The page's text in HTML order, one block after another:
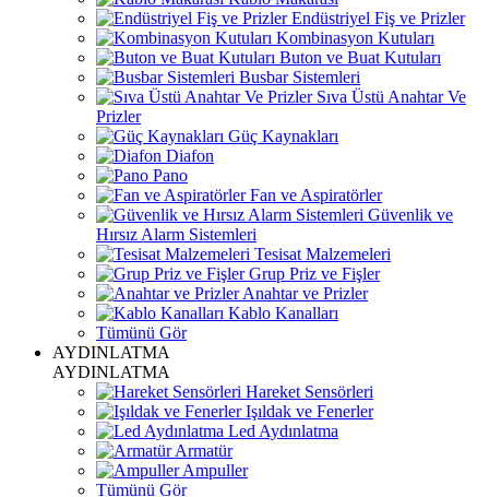
Endüstriyel Fiş ve Prizler
Kombinasyon Kutuları
Buton ve Buat Kutuları
Busbar Sistemleri
Sıva Üstü Anahtar Ve
Prizler
Güç Kaynakları
Diafon
Pano
Fan ve Aspiratörler
Güvenlik ve
Hırsız Alarm Sistemleri
Tesisat Malzemeleri
Grup Priz ve Fişler
Anahtar ve Prizler
Kablo Kanalları
Tümünü Gör
AYDINLATMA
AYDINLATMA
Hareket Sensörleri
Işıldak ve Fenerler
Led Aydınlatma
Armatür
Ampuller
Tümünü Gör